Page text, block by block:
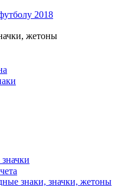
2018
жетоны
знаки, значки, жетоны